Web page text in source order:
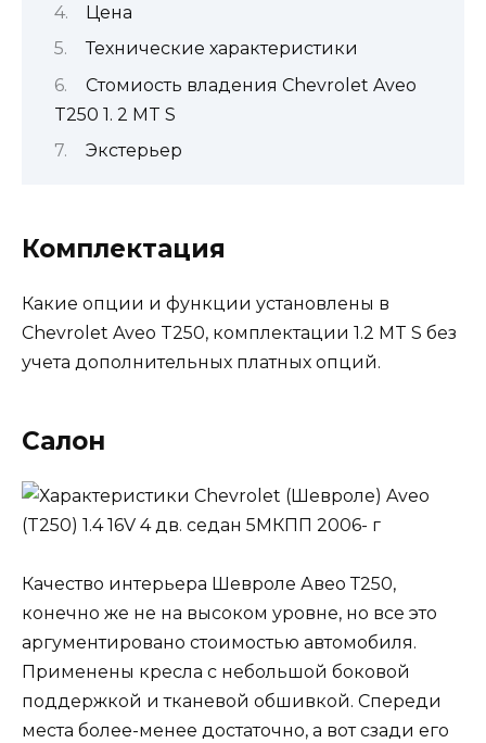
Цена
Технические характеристики
Стомиость владения Chevrolet Aveo
T250 1. 2 MT S
Экстерьер
Комплектация
Какие опции и функции установлены в
Chevrolet Aveo T250, комплектации 1.2 MT S без
учета дополнительных платных опций.
Салон
Качество интерьера Шевроле Авео Т250,
конечно же не на высоком уровне, но все это
аргументировано стоимостью автомобиля.
Применены кресла с небольшой боковой
поддержкой и тканевой обшивкой. Спереди
места более-менее достаточно, а вот сзади его